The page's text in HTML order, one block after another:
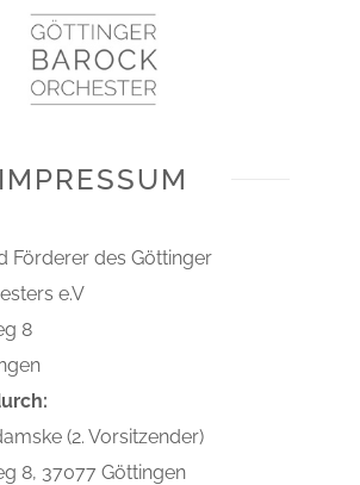
IMPRESSUM
Förderer des Göttinger
e.V
8
(2. Vorsitzender)
8, 37077 Göttingen